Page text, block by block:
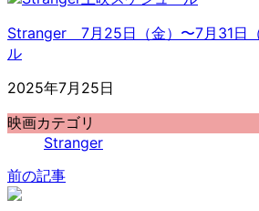
Stranger 7月25日（金）〜7月31日
ル
2025年7月25日
映画カテゴリ
Stranger
前の記事